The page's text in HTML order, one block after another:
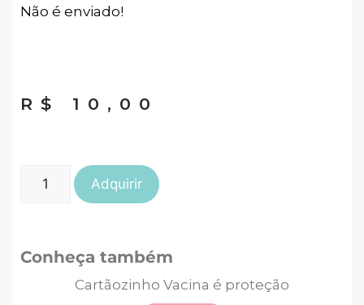
Não é enviado!
R$ 10,00
Adquirir
Conheça também
Cartãozinho Vacina é proteção